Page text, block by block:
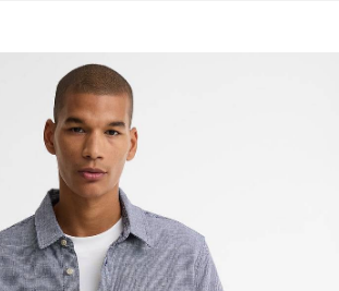
la nostra Dichiarazione di Accessibilità